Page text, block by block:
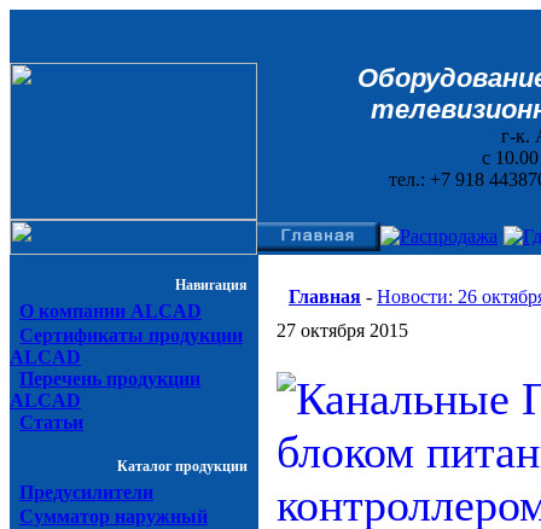
г-к.
с
тел.: +7 918
Навигация
О компании ALCAD
Сертификаты продукции
ALCAD
Перечень продукции
ALCAD
Статьи
Каталог продукции
Предусилители
Сумматор наружный
Главная - Новости: 26
27 октября 2015